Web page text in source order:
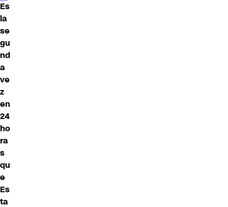
Es
la
se
gu
nd
a
ve
z
en
24
ho
ra
s
qu
e
Es
ta